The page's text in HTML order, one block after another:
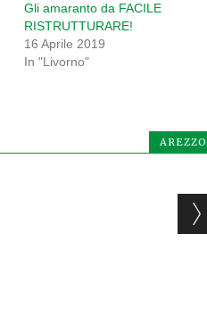
Gli amaranto da FACILE
RISTRUTTURARE!
16 Aprile 2019
In "Livorno"
AREZZO